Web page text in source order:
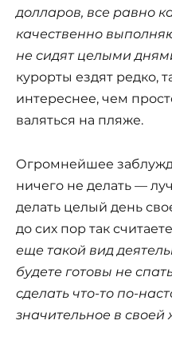
долларов, все равно
качественно
не сидят целыми
курорты ездят редко,
интереснее, чем
валяться на пляже.
Огромнейшее
ничего не делать —
делать целый день
до сих пор так
еще такой вид
будете готовы не
сделать что-то по-
значительное в своей